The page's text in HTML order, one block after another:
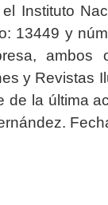
Instituto
13449 y
ambos
y Revistas
de la última